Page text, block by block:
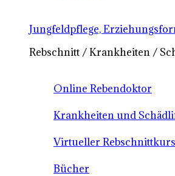
Jungfeldpflege,
Rebschnitt / Krankheiten /
Online Rebendoktor
Krankheiten und
Virtueller Rebschnittkurs
Bücher